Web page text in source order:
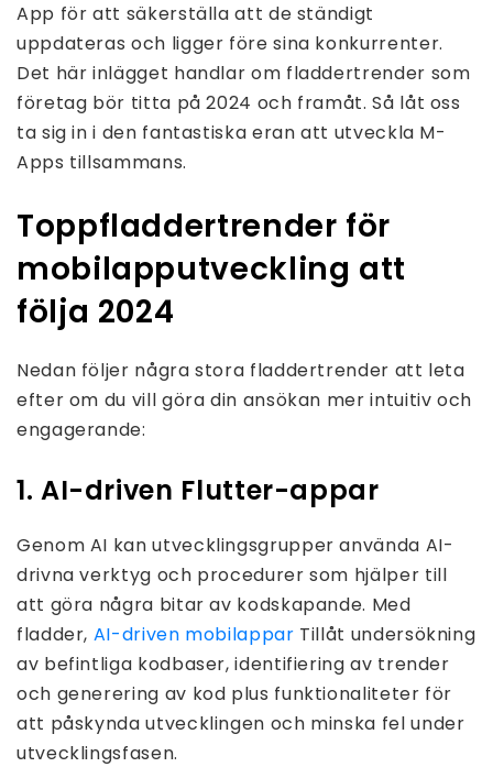
App för att säkerställa att de ständigt
uppdateras och ligger före sina konkurrenter.
Det här inlägget handlar om fladdertrender som
företag bör titta på 2024 och framåt. Så låt oss
ta sig in i den fantastiska eran att utveckla M-
Apps tillsammans.
Toppfladdertrender för
mobilapputveckling att
följa 2024
Nedan följer några stora fladdertrender att leta
efter om du vill göra din ansökan mer intuitiv och
engagerande:
1. AI-driven Flutter-appar
Genom AI kan utvecklingsgrupper använda AI-
drivna verktyg och procedurer som hjälper till
att göra några bitar av kodskapande. Med
fladder, AI-driven mobilappar Tillåt undersökning
av befintliga kodbaser, identifiering av trender
och generering av kod plus funktionaliteter för
att påskynda utvecklingen och minska fel under
utvecklingsfasen.